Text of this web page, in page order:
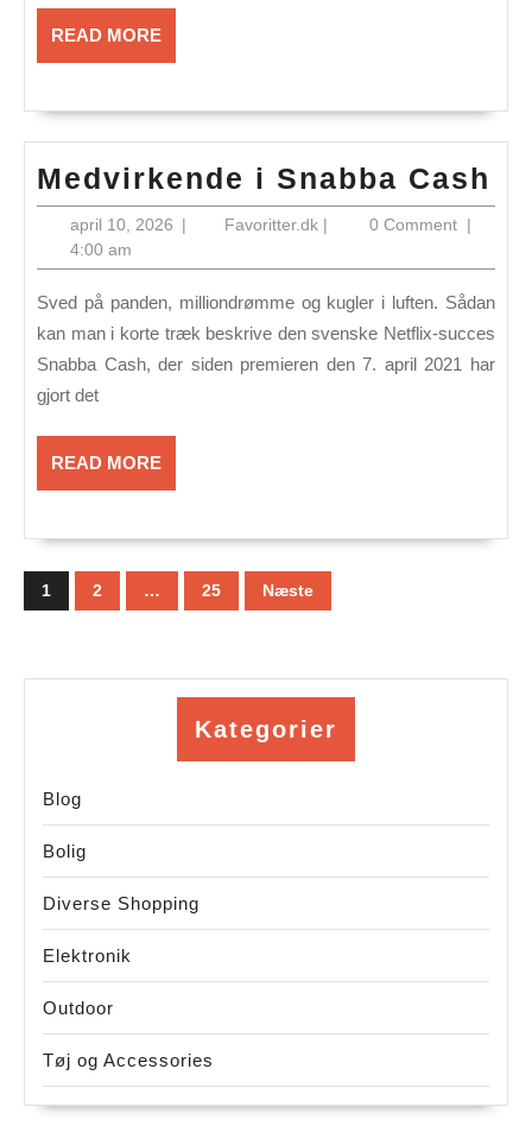
READ MOREREAD
MORE
Medvirkende i Snabba Cash
i
april 10, 2026april
2026
| Favoritter.dkFavoritter.dk
| 0 Comment |
4:00 am
Sved på panden, million­drømme og kugler i luften. Sådan
kan man i korte træk beskrive den svenske Netflix-succes
Snabba Cash, der siden premieren den 7. april 2021 har
gjort det
READ MOREREAD
MORE
1 2 … 25 Næste
Kategorier
Blog
Bolig
Diverse Shopping
Elektronik
Outdoor
Tøj og Accessories